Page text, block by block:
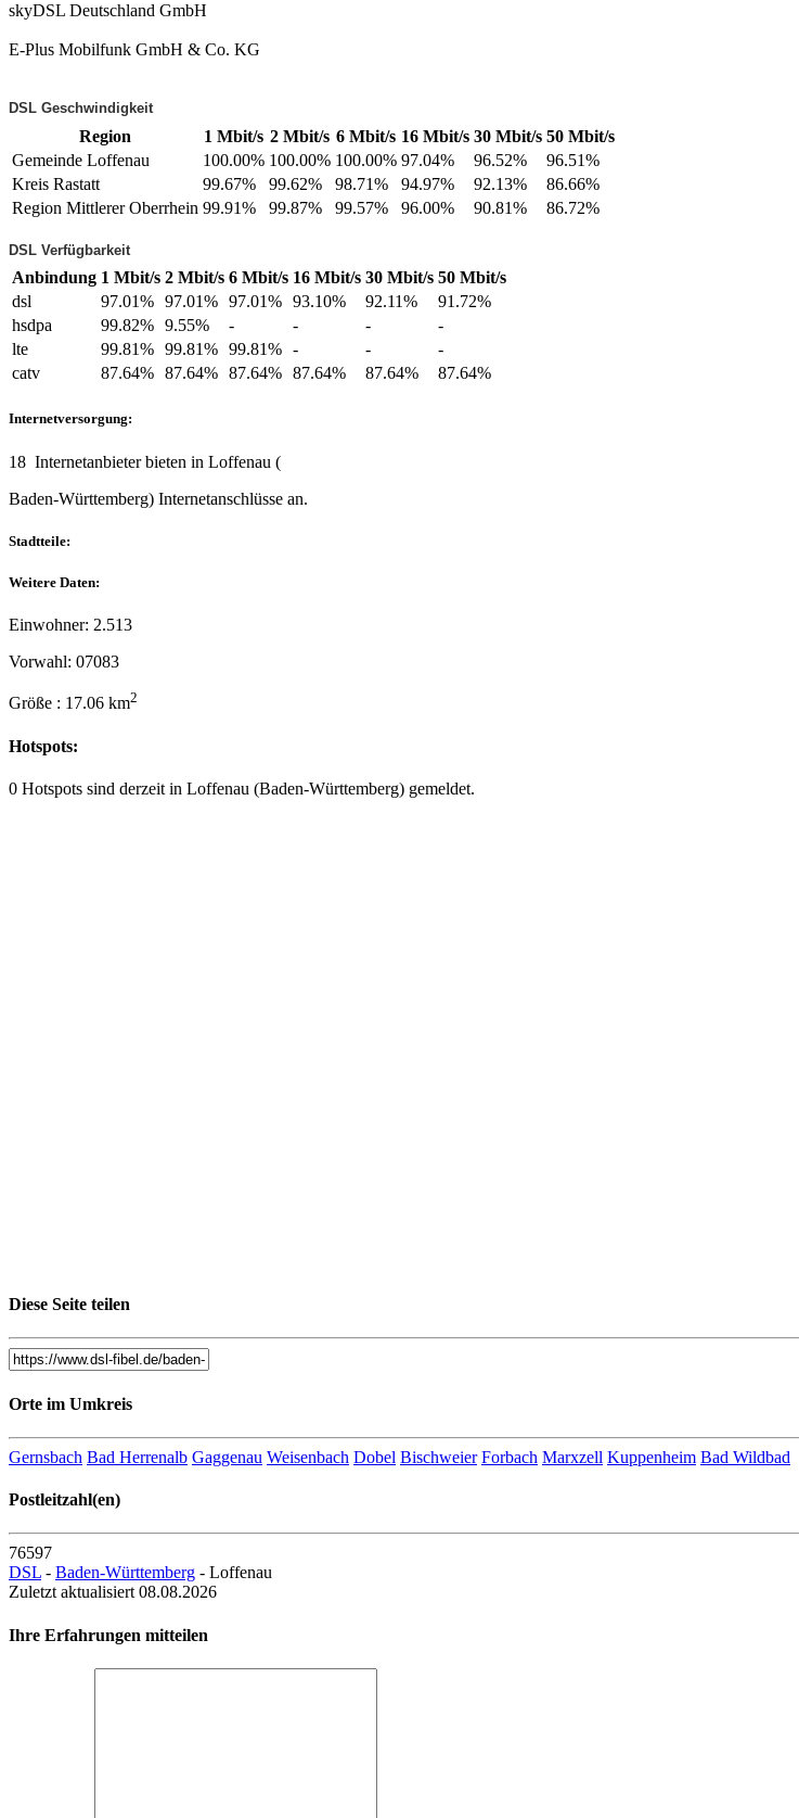
skyDSL Deutschland GmbH
E-Plus Mobilfunk GmbH & Co. KG
DSL Geschwindigkeit
Region 1 Mbit/s 2 Mbit/s 6 Mbit/s 16 Mbit/s 30 Mbit/s 50 Mbit/s
Gemeinde Loffenau
100.00% 100.00% 100.00% 97.04% 96.52%
96.51%
Kreis Rastatt
99.67% 99.62% 98.71% 94.97% 92.13%
86.66%
Region Mittlerer Oberrhein 99.91% 99.87% 99.57% 96.00% 90.81% 86.72%
DSL Verfügbarkeit
Anbindung 1 Mbit/s 2 Mbit/s 6 Mbit/s 16 Mbit/s 30 Mbit/s 50 Mbit/s
dsl
97.01% 97.01% 97.01% 93.10% 92.11%
91.72%
hsdpa
99.82% 9.55% - - -
-
lte
99.81% 99.81% 99.81% - -
-
catv
87.64% 87.64% 87.64% 87.64% 87.64% 87.64%
Internetversorgung:
18 Internetanbieter bieten in Loffenau (
Baden-Württemberg) Internetanschlüsse an.
Stadtteile:
Weitere Daten:
Einwohner: 2.513
Vorwahl: 07083
Größe : 17.06 km2
Hotspots:
0 Hotspots sind derzeit in Loffenau (Baden-Württemberg) gemeldet.
Diese Seite teilen
Orte im Umkreis
Gernsbach Bad Herrenalb Gaggenau Weisenbach Dobel Bischweier Forbach Marxzell Kuppenheim Bad Wildbad
Postleitzahl(en)
76597
DSL - Baden-Württemberg - Loffenau
Zuletzt aktualisiert 08.08.2026
Ihre Erfahrungen mitteilen